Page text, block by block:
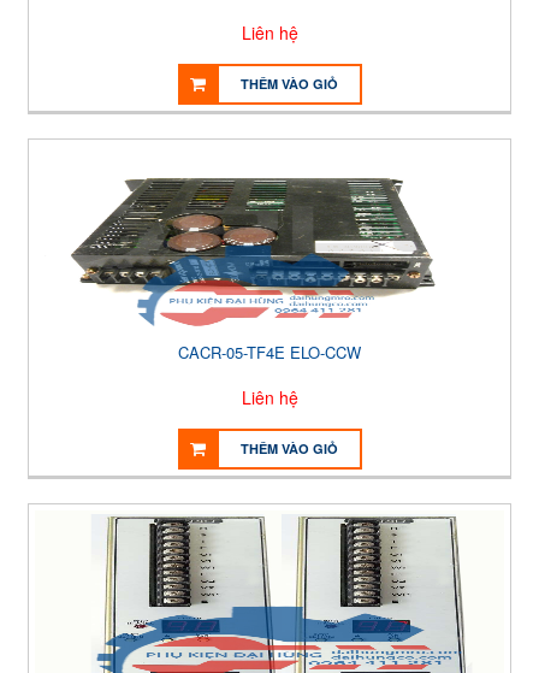
Liên hệ
THÊM VÀO GIỎ
CACR-05-TF4E ELO-CCW
Liên hệ
THÊM VÀO GIỎ